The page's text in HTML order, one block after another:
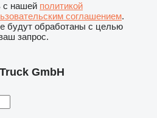
с нашей политикой
соглашением.
будут обработаны с целью
запрос.
GmbH